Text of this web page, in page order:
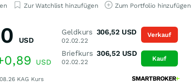
Zur Watchlist hinzufügen Zum Portfolio hinzufügen
USD
USD
KAG Kurs
Geldkurs
02.02.22
306,52 USD
Briefkurs
02.02.22
306,52 USD
Verkauf
Kauf